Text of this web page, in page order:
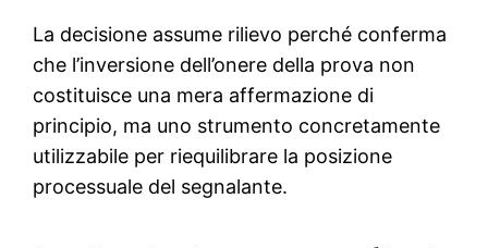
La decisione assume rilievo perché conferma
che l’inversione dell’onere della prova non
costituisce una mera affermazione di
principio, ma uno strumento concretamente
utilizzabile per riequilibrare la posizione
processuale del segnalante.